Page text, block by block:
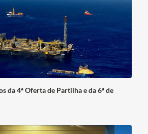
da 4ª Oferta de Partilha e da 6ª de